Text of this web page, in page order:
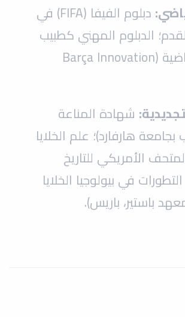
دبلوم الفيفا (FIFA) في
الدبلوم المهني كطبيب
للفرق الرياضية (Barça Innovation
شهادة المناعة
هارفارد)؛ علم الخلايا
الأمريكي للتاريخ
في بيولوجيا الخلايا
باستير، باريس).